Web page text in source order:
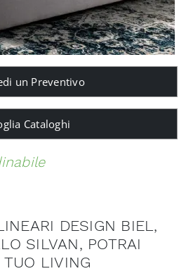
un Preventivo
Cataloghi
DESIGN BIEL,
SILVAN, POTRAI
LIVING